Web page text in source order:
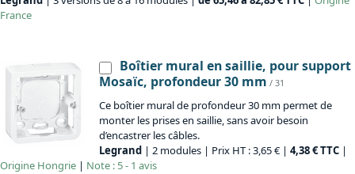
France
Boîtier mural en saillie, pour support
Mosaïc, profondeur 30 mm / 31
Ce boîtier mural de profondeur 30 mm permet de
monter les prises en saillie, sans avoir besoin
d’encastrer les câbles.
Legrand | 2 modules | Prix HT : 3,65 € | 4,38 € TTC |
Origine Hongrie | Note : 5 - 1 avis